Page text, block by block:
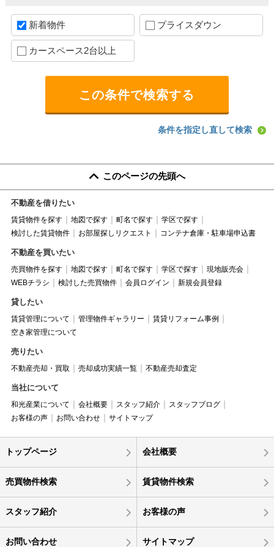
新着物件 プライスダウン
カースペース2台以上
条件を指定し直して検索
このページの先頭へ
不動産を借りたい
賃貸物件を探す 地図で探す 町名で探す
学区で探す
検討した賃貸物件
お部屋探しリクエスト コンテナ倉庫・駐車場申込書
不動産を買いたい
売買物件を探す 地図で探す 町名で探す 学区で探す
現地販売会
WEBチラシ
検討した売買物件 会員ログイン 新規会員登録
貸したい
賃貸管理について 管理物件ギャラリー
賃貸リフォーム事例
空き家管理について
売りたい
不動産売却・買取 売却成功実績一覧 不動産売却査定
当社について
和光産業について 会社概要 スタッフ紹介
スタッフブログ
お客様の声
お問い合わせ サイトマップ
トップページ 会社概要
売買物件検索 賃貸物件検索
スタッフ紹介 お客様の声
お問い合わせ サイトマップ